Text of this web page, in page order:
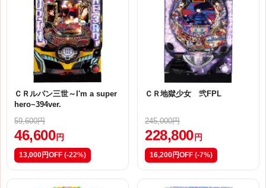
ＣＲルパン三世～I'm a super
hero~394ver.
59,600円
46,600 円
13,000円OFF (-22%)
ＣＲ地獄少女 弐FPL
245,000円
228,800 円
16,200円OFF (-7%)